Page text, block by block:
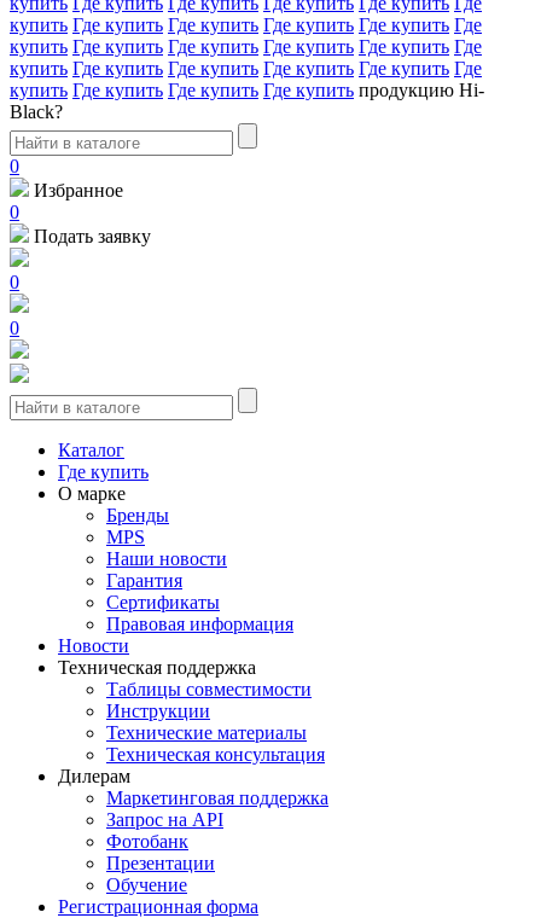
купить Где купить Где купить Где купить Где купить Где
купить Где купить Где купить Где купить Где купить Где
купить Где купить Где купить Где купить Где купить Где
купить Где купить Где купить Где купить продукцию Hi-
Black?
0
Избранное
0
Подать заявку
0
0
Каталог
Где купить
О марке
Бренды
MPS
Наши новости
Гарантия
Сертификаты
Правовая информация
Новости
Техническая поддержка
Таблицы совместимости
Инструкции
Технические материалы
Техническая консультация
Дилерам
Маркетинговая поддержка
Запрос на API
Фотобанк
Презентации
Обучение
Регистрационная форма